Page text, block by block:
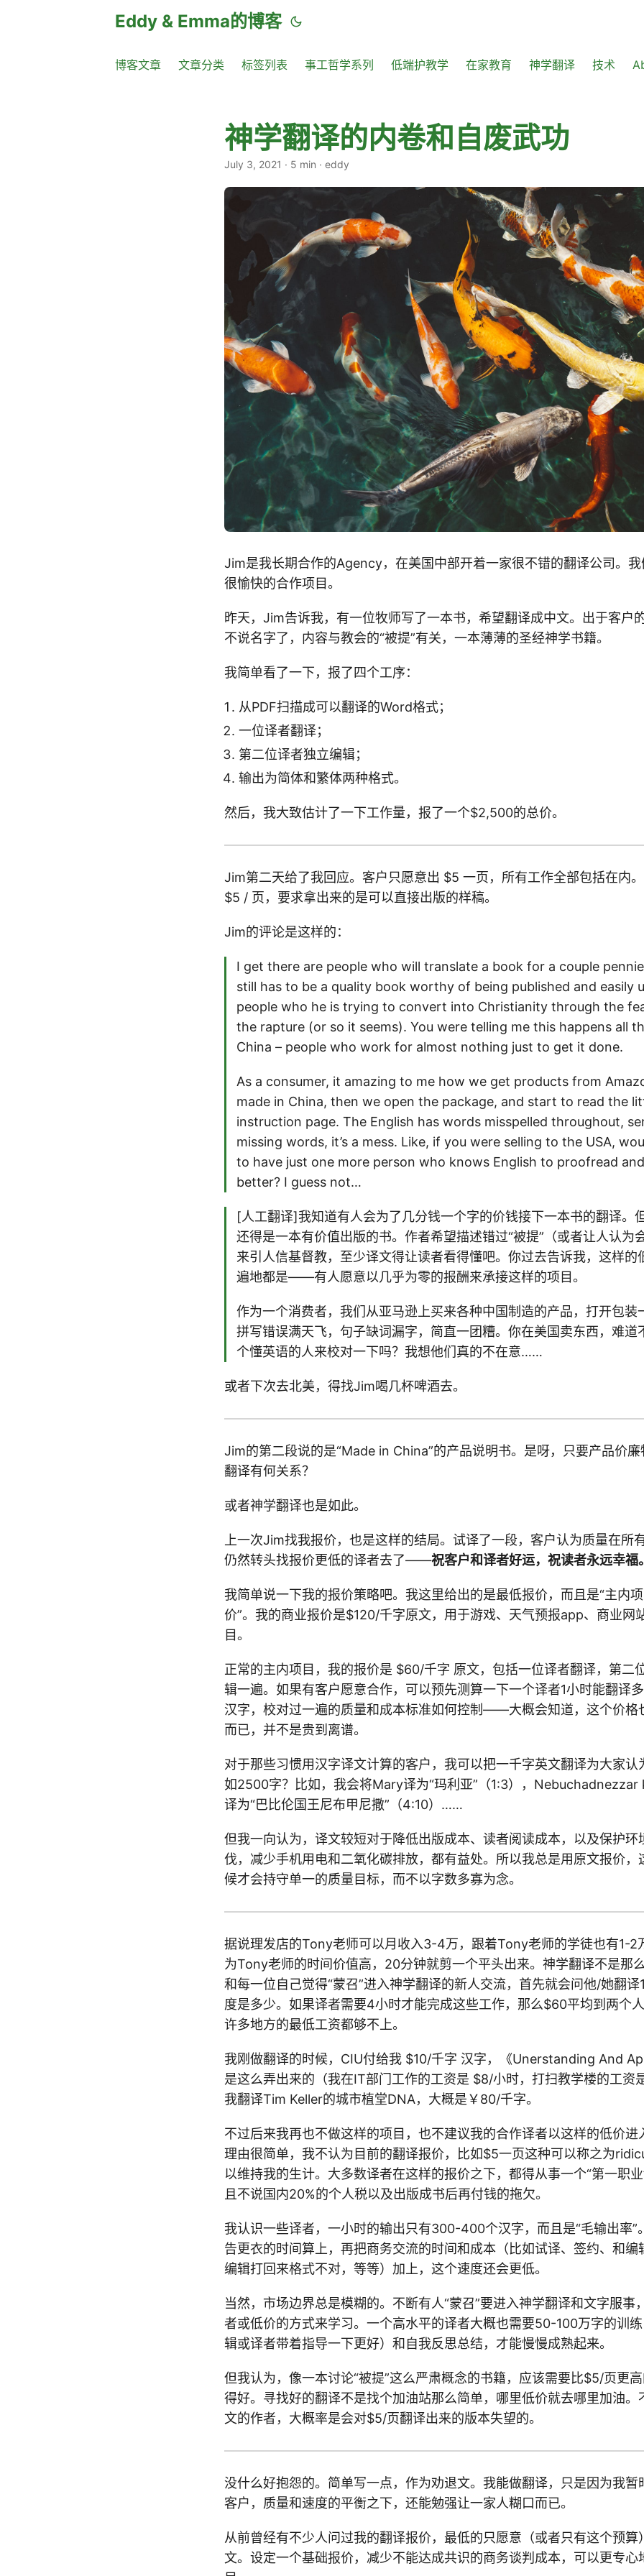
Eddy & Emma的博客
博客文章 文章分类 标签列表 事工哲学系列 低端护教学 在家教育 神学翻译 技术
神学翻译的内卷和自废武功
July 3, 2021 · 5 min · eddy
Jim是我长期合作的Agency，在美国中部开着一家很不错的翻译公司。
很愉快的合作项目。
昨天，Jim告诉我，有一位牧师写了一本书，希望翻译成中文。出于客户
不说名字了，内容与教会的“被提”有关，一本薄薄的圣经神学书籍。
我简单看了一下，报了四个工序：
从PDF扫描成可以翻译的Word格式；
一位译者翻译；
第二位译者独立编辑；
输出为简体和繁体两种格式。
然后，我大致估计了一下工作量，报了一个$2,500的总价。
Jim第二天给了我回应。客户只愿意出 $5 一页，所有工作全部包括在内
$5 / 页，要求拿出来的是可以直接出版的样稿。
Jim的评论是这样的：
I get there are people who will translate a book for a couple
still has to be a quality book worthy of being published and easily
people who he is trying to convert into Christianity through the
the rapture (or so it seems). You were telling me this happens all
China – people who work for almost nothing just to get it done.
As a consumer, it amazing to me how we get products from
made in China, then we open the package, and start to read the
instruction page. The English has words misspelled throughout,
missing words, it’s a mess. Like, if you were selling to the USA,
to have just one more person who knows English to proofread
better? I guess not…
[人工翻译]我知道有人会为了几分钱一个字的价钱接下一本书的翻译。
还得是一本有价值出版的书。作者希望描述错过“被提”（或者让人认为
来引人信基督教，至少译文得让读者看得懂吧。你过去告诉我，这样的
遍地都是——有人愿意以几乎为零的报酬来承接这样的项目。
作为一个消费者，我们从亚马逊上买来各种中国制造的产品，打开包装
拼写错误满天飞，句子缺词漏字，简直一团糟。你在美国卖东西，难道
个懂英语的人来校对一下吗？我想他们真的不在意……
或者下次去北美，得找Jim喝几杯啤酒去。
Jim的第二段说的是“Made in China”的产品说明书。是呀，只要产品价
翻译有何关系？
或者神学翻译也是如此。
上一次Jim找我报价，也是这样的结局。试译了一段，客户认为质量在所
仍然转头找报价更低的译者去了——祝客户和译者好运，祝读者永远幸福。
我简单说一下我的报价策略吧。我这里给出的是最低报价，而且是“主内
价”。我的商业报价是$120/千字原文，用于游戏、天气预报app、商业网
目。
正常的主内项目，我的报价是 $60/千字 原文，包括一位译者翻译，第二
辑一遍。如果有客户愿意合作，可以预先测算一下一个译者1小时能翻译
汉字，校对过一遍的质量和成本标准如何控制——大概会知道，这个价格
而已，并不是贵到离谱。
对于那些习惯用汉字译文计算的客户，我可以把一千字英文翻译为大家认
如2500字？比如，我会将Mary译为“玛利亚”（1:3），
译为“巴比伦国王尼布甲尼撒”（4:10）……
但我一向认为，译文较短对于降低出版成本、读者阅读成本，以及保护环
伐，减少手机用电和二氧化碳排放，都有益处。所以我总是用原文报价，
候才会持守单一的质量目标，而不以字数多寡为念。
据说理发店的Tony老师可以月收入3-4万，跟着Tony老师的学徒也有1-2
为Tony老师的时间价值高，20分钟就剪一个平头出来。神学翻译不是那
和每一位自己觉得“蒙召”进入神学翻译的新人交流，首先就会问他/她翻译
度是多少。如果译者需要4小时才能完成这些工作，那么$60平均到两个
许多地方的最低工资都够不上。
我刚做翻译的时候，CIU付给我 $10/千字 汉字，《Unerstanding And
是这么弄出来的（我在IT部门工作的工资是 $8/小时，打扫教学楼的工资
我翻译Tim Keller的城市植堂DNA，大概是￥80/千字。
不过后来我再也不做这样的项目，也不建议我的合作译者以这样的低价进
理由很简单，我不认为目前的翻译报价，比如$5一页这种可以称之为
以维持我的生计。大多数译者在这样的报价之下，都得从事一个“第一职业
且不说国内20%的个人税以及出版成书后再付钱的拖欠。
我认识一些译者，一小时的输出只有300-400个汉字，而且是“毛输出率”
告更衣的时间算上，再把商务交流的时间和成本（比如试译、签约、和编
编辑打回来格式不对，等等）加上，这个速度还会更低。
当然，市场边界总是模糊的。不断有人“蒙召”要进入神学翻译和文字服事
者或低价的方式来学习。一个高水平的译者大概也需要50-100万字的训
辑或译者带着指导一下更好）和自我反思总结，才能慢慢成熟起来。
但我认为，像一本讨论“被提”这么严肃概念的书籍，应该需要比$5/页更
得好。寻找好的翻译不是找个加油站那么简单，哪里低价就去哪里加油。
文的作者，大概率是会对$5/页翻译出来的版本失望的。
没什么好抱怨的。简单写一点，作为劝退文。我能做翻译，只是因为我暂
客户，质量和速度的平衡之下，还能勉强让一家人糊口而已。
从前曾经有不少人问过我的翻译报价，最低的只愿意（或者只有这个预
文。设定一个基础报价，减少不能达成共识的商务谈判成本，可以更专心